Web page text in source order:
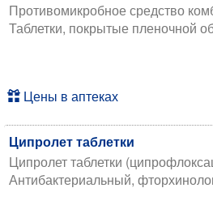
Противомикробное средство
Таблетки, покрытые пленочной
Цены в аптеках
Ципролет таблетки
Ципролет таблетки
Антибактериальный,